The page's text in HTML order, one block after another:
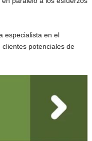
especialista en el
potenciales de